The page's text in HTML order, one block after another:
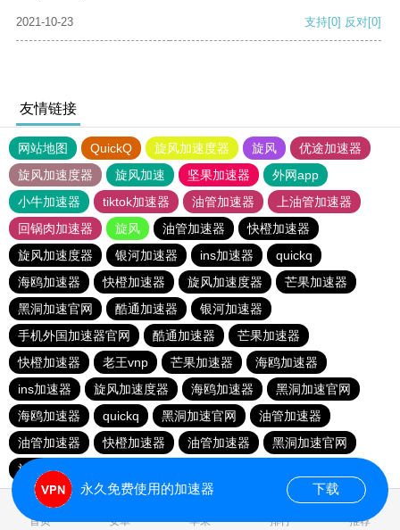
2021-10-23 支持[0] 反对[0]
友情链接
网站地图 QuickQ 旋风加速度器 旋风
优途加速器
旋风加速度器
旋风加速 坚果加速器
外网app
小牛加速器
tiktok加速器 油管加速器
上油管加速器
回锅肉加速器
旋风 油管加速器
快橙加速器
旋风加速度器
银河加速器 ins加速器
quickq
海鸥加速器
快橙加速器 旋风加速度器
芒果加速器
黑洞加速官网
酷通加速器
银河加速器
手机外国加速器官网
酷通加速器
芒果加速器
快橙加速器
老王vnp 芒果加速器
海鸥加速器
ins加速器
旋风加速度器 海鸥加速器
黑洞加速官网
海鸥加速器
quickq 黑洞加速官网
油管加速器
油管加速器
快橙加速器 油管加速器
黑洞加速官网
旋风加速度器
首页 安卓 苹果 排行 推荐
永久免费使用的加速器 下载
0.270117s